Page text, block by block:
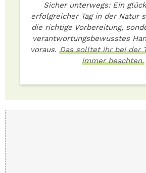
Sicher unterwegs: Ein
erfolgreicher Tag in der Natur
die richtige Vorbereitung,
verantwortungsbewusstes
voraus. Das solltet ihr bei der
immer beachten.